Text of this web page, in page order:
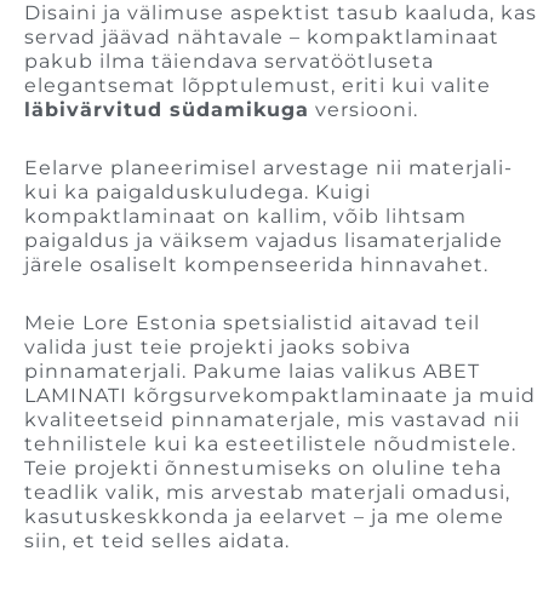
Disaini ja välimuse aspektist tasub kaaluda, kas
servad jäävad nähtavale – kompaktlaminaat
pakub ilma täiendava servatöötluseta
elegantsemat lõpptulemust, eriti kui valite
läbivärvitud südamikuga versiooni.
Eelarve planeerimisel arvestage nii materjali-
kui ka paigalduskuludega. Kuigi
kompaktlaminaat on kallim, võib lihtsam
paigaldus ja väiksem vajadus lisamaterjalide
järele osaliselt kompenseerida hinnavahet.
Meie Lore Estonia spetsialistid aitavad teil
valida just teie projekti jaoks sobiva
pinnamaterjali. Pakume laias valikus ABET
LAMINATI kõrgsurvekompaktlaminaate ja muid
kvaliteetseid pinnamaterjale, mis vastavad nii
tehnilistele kui ka esteetilistele nõudmistele.
Teie projekti õnnestumiseks on oluline teha
teadlik valik, mis arvestab materjali omadusi,
kasutuskeskkonda ja eelarvet – ja me oleme
siin, et teid selles aidata.